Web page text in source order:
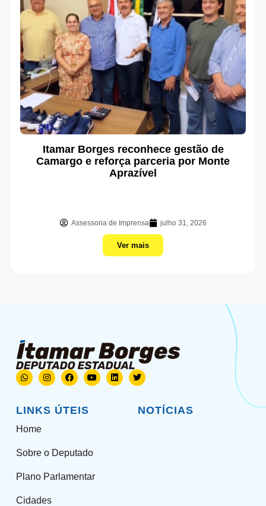
Itamar Borges reconhece gestão de
Camargo e reforça parceria por Monte
Aprazível
Assessoria de Imprensa julho 31, 2026
Ver mais
LINKS ÚTEIS
Home
Sobre o Deputado
Plano Parlamentar
Cidades
NOTÍCIAS